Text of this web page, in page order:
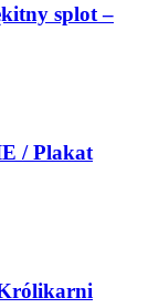
splot –
/ Plakat